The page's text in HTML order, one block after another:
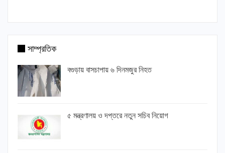
সাম্প্রতিক
বগুড়ায় বাসচাপায় ৬ দিনমজুর নিহত
৫ মন্ত্রণালয় ও দপ্তরে নতুন সচিব নিয়োগ